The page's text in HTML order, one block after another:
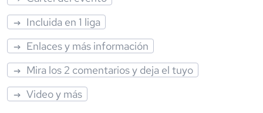
Incluida en 1 liga
Enlaces y más información
Mira los 2 comentarios y deja el tuyo
Video y más